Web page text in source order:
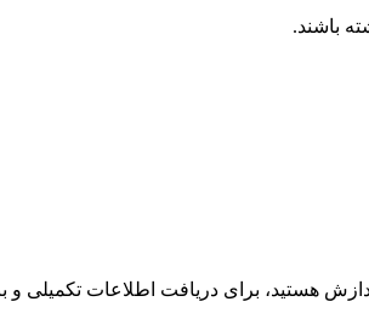
باشند.
هستید، برای دریافت اطلاعات تکمیلی